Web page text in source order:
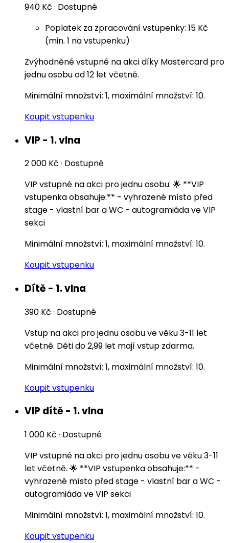
940 Kč · Dostupné
Poplatek za zpracování vstupenky: 15 Kč
(min. 1 na vstupenku)
Zvýhodněné vstupné na akci díky Mastercard pro
jednu osobu od 12 let včetně.
Minimální množství: 1, maximální množství: 10.
Koupit vstupenku
VIP - 1. vlna
2 000 Kč · Dostupné
VIP vstupné na akci pro jednu osobu. 🌟 **VIP
vstupenka obsahuje:** - vyhrazené místo před
stage - vlastní bar a WC - autogramiáda ve VIP
sekci
Minimální množství: 1, maximální množství: 10.
Koupit vstupenku
Dítě - 1. vlna
390 Kč · Dostupné
Vstup na akci pro jednu osobu ve věku 3-11 let
včetně. Děti do 2,99 let mají vstup zdarma.
Minimální množství: 1, maximální množství: 10.
Koupit vstupenku
VIP dítě - 1. vlna
1 000 Kč · Dostupné
VIP vstupné na akci pro jednu osobu ve věku 3-11
let včetně. 🌟 **VIP vstupenka obsahuje:** -
vyhrazené místo před stage - vlastní bar a WC -
autogramiáda ve VIP sekci
Minimální množství: 1, maximální množství: 10.
Koupit vstupenku